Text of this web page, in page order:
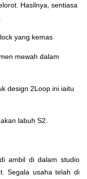
Hasilnya, sentiasa
yang kemas
mewah dalam
design 2Loop ini iaitu
labuh S2.
ambil di dalam studio
Segala usaha telah di